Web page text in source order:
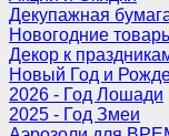
Декупажная
Новогодние
Декор к
Новый Год и
2026 - Год Лошади
2025 - Год Змеи